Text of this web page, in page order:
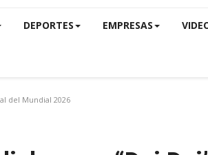
DEPORTES EMPRESAS
del Mundial 2026